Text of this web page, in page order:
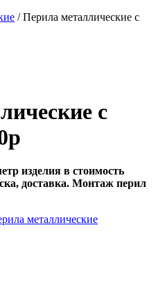
/ Перила металлические с
с
изделия в стоимость
доставка. Монтаж перил
металлические